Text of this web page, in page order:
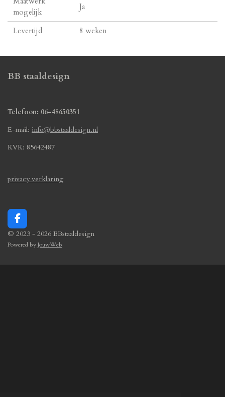
mogelijk
Ja
Levertijd 8 weken
BB staaldesign
Telefoon: 06-48650351
E-mail: info@bbstaaldesign.nl
KVK: 85642487
privacy verklaring
F
a
e
© 2023 - 2026 BBstaaldesign
Powered byJouwWeb